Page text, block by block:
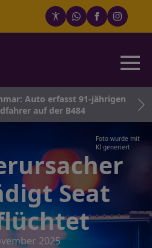
Auto erfasst 91-jährigen
auf der B484
Foto wurde mit
KI generiert
Seat
2025